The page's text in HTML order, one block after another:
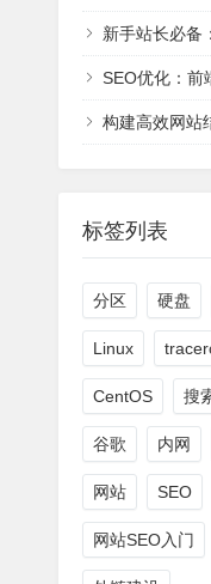
新手站长必备：用
SEO优化：前端
构建高效网站结构
标签列表
分区 硬盘
Linux
CentOS 搜
谷歌 内网
网站 SEO
网站SEO入门